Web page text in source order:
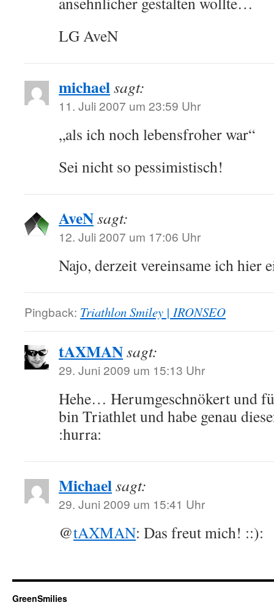
LG AveN
michaelsagt:
11. Juli 2007 um 23:59 Uhr
„als ich noch lebensfroher war“
Sei nicht so pessimistisch!
AveNsagt:
12. Juli 2007 um 17:06 Uhr
Najo, derzeit vereinsame ich hier
Pingback: Triathlon Smiley | IRONSEO
tAXMANsagt:
29. Juni 2009 um 15:13 Uhr
Hehe… Herumgeschnökert und
bin Triathlet und habe genau
:hurra:
Michaelsagt:
29. Juni 2009 um 15:41 Uhr
@tAXMAN: Das freut mich! ::):
GreenSmilies